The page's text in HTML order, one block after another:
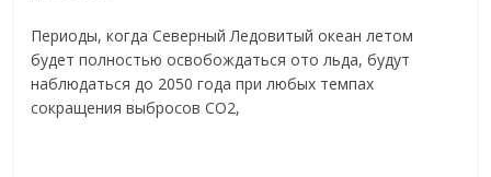
Периоды, когда Северный Ледовитый океан летом
будет полностью освобождаться ото льда, будут
наблюдаться до 2050 года при любых темпах
сокращения выбросов СО2,